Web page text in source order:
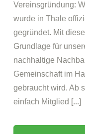
Vereinsgründung:
wurde in Thale
gegründet. Mit
Grundlage für
nachhaltige
Gemeinschaft im
gebraucht wird. Ab
einfach Mitglied [...]